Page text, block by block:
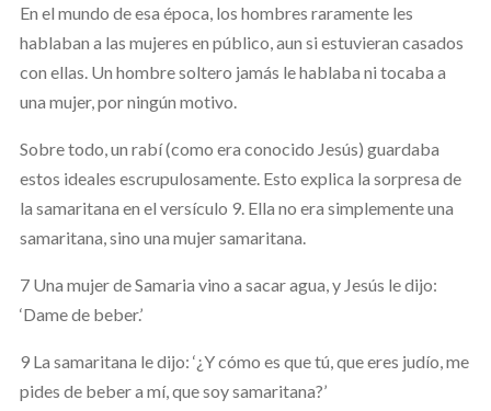
En el mundo de esa época, los hombres raramente les
hablaban a las mujeres en público, aun si estuvieran casados
con ellas. Un hombre soltero jamás le hablaba ni tocaba a
una mujer, por ningún motivo.
Sobre todo, un rabí (como era conocido Jesús) guardaba
estos ideales escrupulosamente. Esto explica la sorpresa de
la samaritana en el versículo 9. Ella no era simplemente una
samaritana, sino una mujer samaritana.
7 Una mujer de Samaria vino a sacar agua, y Jesús le dijo:
‘Dame de beber.’
9 La samaritana le dijo: ‘¿Y cómo es que tú, que eres judío, me
pides de beber a mí, que soy samaritana?’